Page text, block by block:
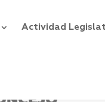
Actividad